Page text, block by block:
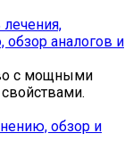
обзор аналогов и
с мощными
обзор и